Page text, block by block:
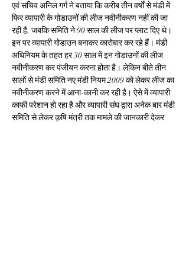
एवं सचिव अनिल गर्ग ने बताया कि करीब तीन वर्षों से मंडी में
फिर व्यापारी के गोडाउनों की लीज नवीनीकरण नहीं की जा
रही है, जबकि समिति ने 90 साल की लीज पर प्लाट दिए थे।
इन पर व्यापारी गोडाउन बनाकर कारोबार कर रहे हैं। मंडी
अधिनियम के तहत हर 30 साल में इन गोडाउनों की लीज
नवीनीकरण कर पंजीयन करना होता है। लेकिन बीते तीन
सालों से मंडी समिति नए मंडी नियम 2009 को लेकर लीज का
नवीनीकरण करने में आना-कानी कर रही है। ऐसे में व्यापारी
काफी परेशान हो रहा है और व्यापारी संघ द्वारा अनेक बार मंडी
समिति से लेकर कृषि मंत्री तक मामले की जानकारी देकर